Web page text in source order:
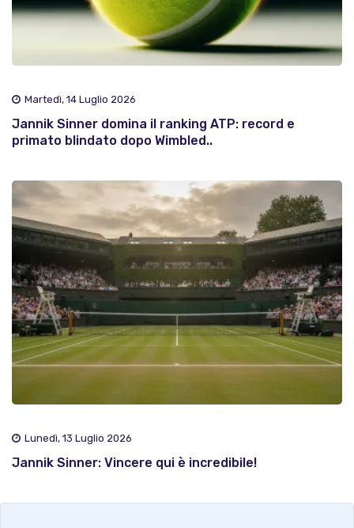
Martedì, 14 Luglio 2026
Jannik Sinner domina il ranking ATP: record e
primato blindato dopo Wimbled..
Lunedì, 13 Luglio 2026
Jannik Sinner: Vincere qui è incredibile!